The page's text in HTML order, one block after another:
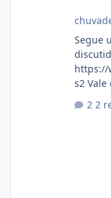
Segue
https://
s2
2